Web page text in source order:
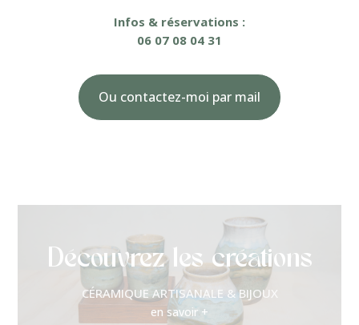
Infos & réservations :
06 07 08 04 31
Ou contactez-moi par mail
Découvrez les créations
CÉRAMIQUE ARTISANALE & BIJOUX
en savoir +